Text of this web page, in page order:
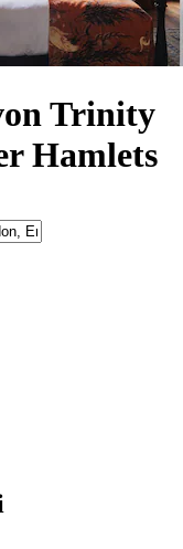
Trinity
Hamlets